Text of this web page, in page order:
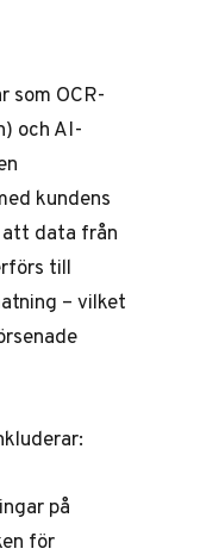
som OCR-
och AI-
kundens
att data från
till
– vilket
på
för